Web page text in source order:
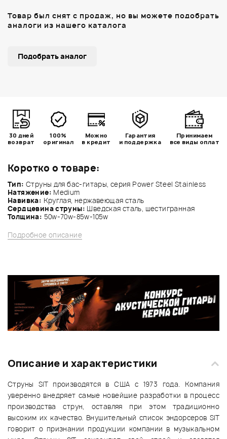
Коротко о товаре:
Тип: Струны для бас-гитары, серия Power Steel Stainless
Натяжение: Medium
Навивка: Круглая, нержавеющая сталь
Сердцевина струны: Шведская сталь, шестигранная
Толщина: 50w-70w-85w-105w
Подробное описание
Товар был снят с продаж, но вы можете подобрать
аналоги из нашего каталога
Подобрать аналог
30 дней
возврат
100%
оригинал
Можно
в кредит
Гарантия
и поддержка
Принимаем
все виды оплат
Описание и характеристики
Струны SIT производятся в США с 1973 года. Компания
уверенно внедряет самые новейшие разработки в процесс
производства струн, оставляя при этом традиционно
высоким их качество. Внушительный список эндорсеров SIT
говорит о признании продукции компании в музыкальном